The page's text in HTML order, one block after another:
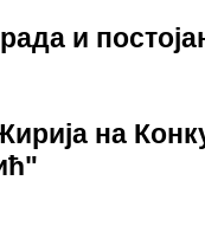
и
на